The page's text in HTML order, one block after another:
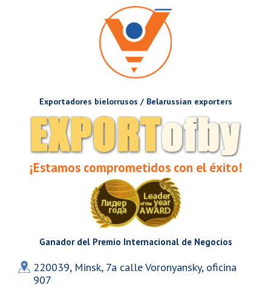
Exportadores bielorrusos / Belarussian exporters
¡Estamos comprometidos con el éxito!
Ganador del Premio Internacional de Negocios
220039, Minsk, 7a calle Voronyansky, oficina
907